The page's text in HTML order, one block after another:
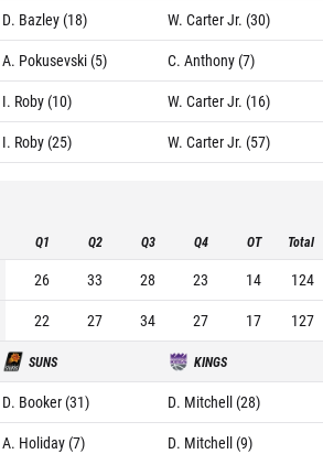
D. Bazley (18)
W. Carter Jr. (30)
A. Pokusevski (5)
C. Anthony (7)
I. Roby (10)
W. Carter Jr. (16)
I. Roby (25) W. Carter Jr. (57)
Q1 Q2 Q3 Q4 OT Total
26 33 28 23 14
124
22 27 34 27 17 127
SUNS KINGS
D. Booker (31)
D. Mitchell (28)
A. Holiday (7)
D. Mitchell (9)